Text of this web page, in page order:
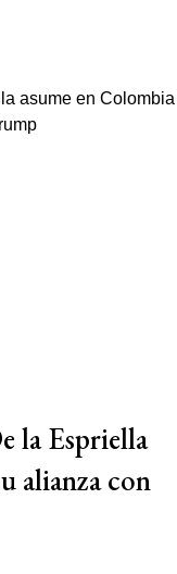
la Espriella
alianza con